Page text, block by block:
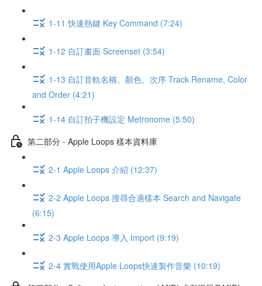
1-11 快速熱鍵 Key Command (7:24)
1-12 自訂畫面 Screenset (3:54)
1-13 自訂音軌名稱、顏色、次序 Track Rename, Color
and Order (4:21)
1-14 自訂拍子機設定 Metronome (5:50)
第二部分 - Apple Loops 樣本資料庫
2-1 Apple Loops 介紹 (12:37)
2-2 Apple Loops 搜尋合適樣本 Search and Navigate
(6:15)
2-3 Apple Loops 導入 Import (9:19)
2-4 實戰使用Apple Loops快速製作音樂 (10:19)